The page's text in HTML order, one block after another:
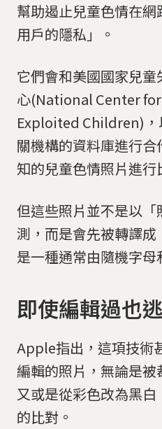
幫助遏止兒童色情在
用戶的隱私」。
它們會和美國國家兒
心(National Center
Exploited Children)，
關機構的資料庫進行
知的兒童色情照片進行
但這些照片並不是以
測，而是會先被轉譯成
是一種通常由隨機字母
即使編輯過也
Apple指出，這項技術
編輯的照片，無論是被
又或是從彩色改為黑
的比對。